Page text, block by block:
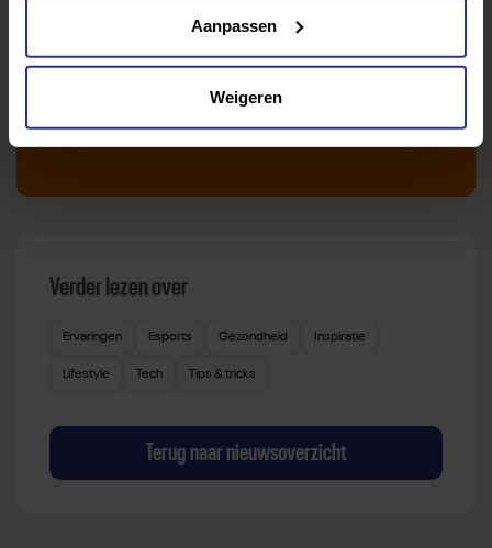
Aanpassen
Weigeren
Met meer dan 4250 sportclubs is er altijd een sport
die bij je past.
Verder lezen over
Ervaringen Esports Gezondheid Inspiratie
Lifestyle Tech Tips & tricks
Terug naar nieuwsoverzicht